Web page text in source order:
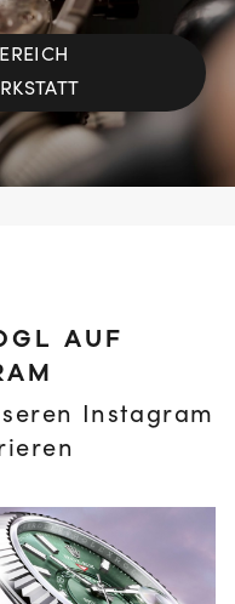
AUF
Instagram